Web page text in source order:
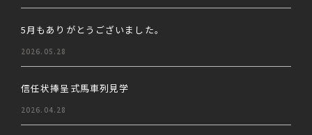
5月もありがとうございました。
2026.05.28
信任状捧呈式馬車列見学
2026.04.28